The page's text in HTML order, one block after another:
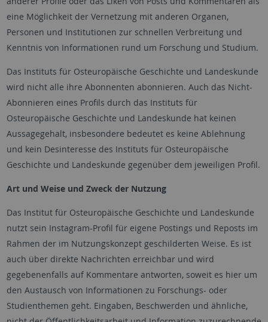
eine Möglichkeit der Vernetzung mit anderen Organen,
Personen und Institutionen zur schnellen Verbreitung und
Kenntnis von Informationen rund um Forschung und Studium.
Das Instituts für Osteuropäische Geschichte und Landeskunde
wird nicht alle ihre Abonnenten abonnieren. Auch das Nicht-
Abonnieren eines Profils durch das Instituts für
Osteuropäische Geschichte und Landeskunde hat keinen
Aussagegehalt, insbesondere bedeutet es keine Ablehnung
und kein Desinteresse des Instituts für Osteuropäische
Geschichte und Landeskunde gegenüber dem jeweiligen Profil.
Art und Weise und Zweck der Nutzung
Das Institut für Osteuropäische Geschichte und Landeskunde
nutzt sein Instagram-Profil für eigene Postings und Reposts im
Rahmen der im Nutzungskonzept geschilderten Weise. Es ist
auch über direkte Nachrichten erreichbar und wird
gegebenenfalls auf Kommentare antworten, soweit es hier um
den Austausch von Informationen zu Forschungs- oder
Studienthemen geht. Eingaben, Beschwerden und ähnliche,